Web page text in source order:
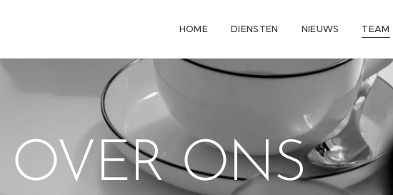
HOME DIENSTEN NIEUWS TEAM
OVER ONS